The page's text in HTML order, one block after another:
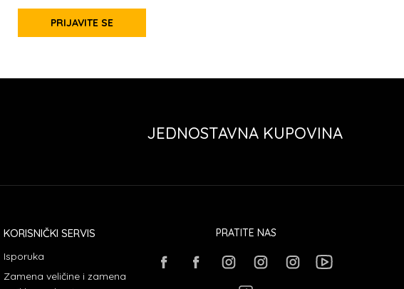
PRIJAVITE SE
JEDNOSTAVNA KUPOVINA
KORISNIČKI SERVIS
Isporuka
Zamena veličine i zamena
PRATITE NAS